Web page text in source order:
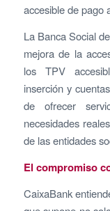
accesible de pago
La Banca Social
mejora de la
los TPV
inserción y
de ofrecer
necesidades
de las entidades
El compromiso
CaixaBank